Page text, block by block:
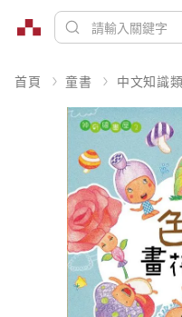
首頁 童書 中文知識類